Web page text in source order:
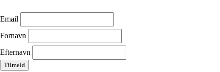
Email
Fornavn
Efternavn